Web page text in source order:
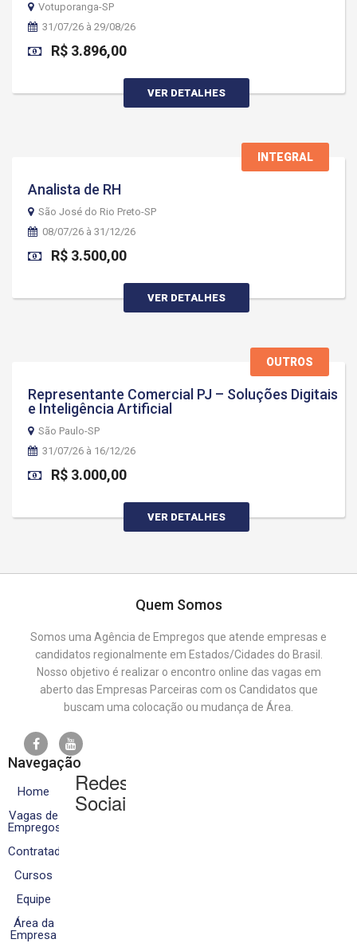
Votuporanga-SP
31/07/26 à 29/08/26
R$ 3.896,00
VER DETALHES
INTEGRAL
Analista de RH
São José do Rio Preto-SP
08/07/26 à 31/12/26
R$ 3.500,00
VER DETALHES
OUTROS
Representante Comercial PJ – Soluções Digitais
e Inteligência Artificial
São Paulo-SP
31/07/26 à 16/12/26
R$ 3.000,00
VER DETALHES
Quem Somos
Somos uma Agência de Empregos que atende empresas e
candidatos regionalmente em Estados/Cidades do Brasil.
Nosso objetivo é realizar o encontro online das vagas em
aberto das Empresas Parceiras com os Candidatos que
buscam uma colocação ou mudança de Área.
Navegação
Home
Vagas de
Empregos
Contratados
Cursos
Equipe
Área da
Empresa
Redes
Sociais